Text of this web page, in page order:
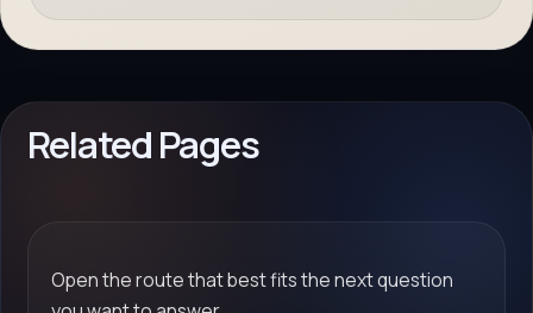
Related Pages
Open the route that best fits the next question